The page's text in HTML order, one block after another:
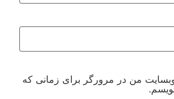
وبسایت من در مرورگر برای زمانی که